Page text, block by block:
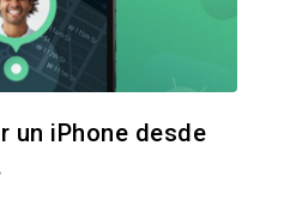
un iPhone desde